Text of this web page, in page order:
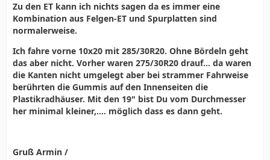
Zu den ET kann ich nichts sagen da es immer eine
Kombination aus Felgen-ET und Spurplatten sind
normalerweise.
Ich fahre vorne 10x20 mit 285/30R20. Ohne Bördeln geht
das aber nicht. Vorher waren 275/30R20 drauf... da waren
die Kanten nicht umgelegt aber bei strammer Fahrweise
berührten die Gummis auf den Innenseiten die
Plastikradhäuser. Mit den 19" bist Du vom Durchmesser
her minimal kleiner,.... möglich dass es dann geht.
Gruß Armin /